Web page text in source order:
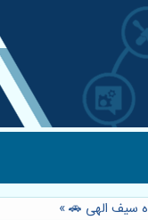
سیف الهی 🚗»